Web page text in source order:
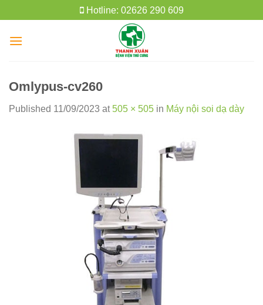
to
content
Hotline: 02626 290 609
Omlypus-cv260
Published 11/09/2023 at505 × 505 in Máy nội soi dạ dày